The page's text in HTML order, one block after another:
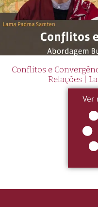
Conflitos e
Relações |
Ver